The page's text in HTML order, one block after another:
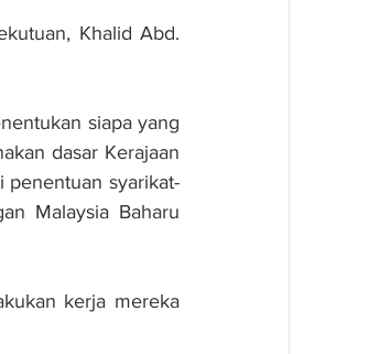
Khalid Abd.
siapa yang
dasar Kerajaan
penentuan syarikat-
Malaysia Baharu
kerja mereka